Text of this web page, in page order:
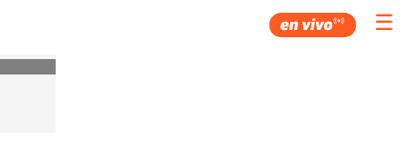
☰